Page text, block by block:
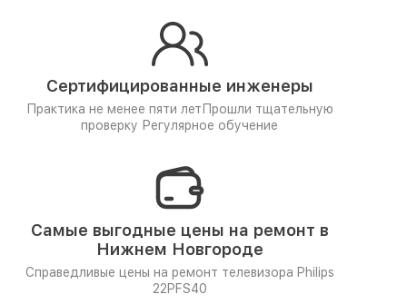
Сертифицированные инженеры
Практика не менее пяти лет Прошли тщательную
проверку Регулярное обучение
Самые выгодные цены на ремонт в
Нижнем Новгороде
Справедливые цены на ремонт телевизора Philips
22PFS40